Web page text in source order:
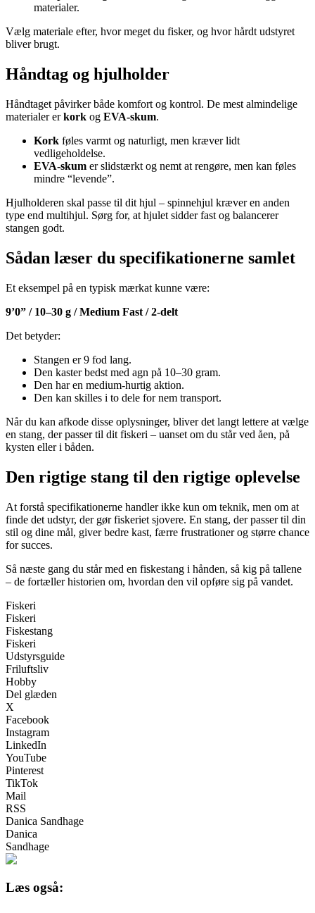
materialer.
Vælg materiale efter, hvor meget du fisker, og hvor hårdt udstyret
bliver brugt.
Håndtag og hjulholder
Håndtaget påvirker både komfort og kontrol. De mest almindelige
materialer erkork og EVA-skum.
Kork føles varmt og naturligt, men kræver lidt
vedligeholdelse.
EVA-skum er slidstærkt og nemt at rengøre, men kan føles
mindre “levende”.
Hjulholderen skal passe til dit hjul – spinnehjul kræver en anden
type end multihjul. Sørg for, at hjulet sidder fast og balancerer
stangen godt.
Sådan læser du specifikationerne samlet
Et eksempel på en typisk mærkat kunne være:
9’0” / 10–30 g / Medium Fast / 2-delt
Det betyder:
Stangen er 9 fod lang.
Den kaster bedst med agn på 10–30 gram.
Den har en medium-hurtig aktion.
Den kan skilles i to dele for nem transport.
Når du kan afkode disse oplysninger, bliver det langt lettere at vælge
en stang, der passer til dit fiskeri – uanset om du står ved åen, på
kysten eller i båden.
Den rigtige stang til den rigtige oplevelse
At forstå specifikationerne handler ikke kun om teknik, men om at
finde det udstyr, der gør fiskeriet sjovere. En stang, der passer til din
stil og dine mål, giver bedre kast, færre frustrationer og større chance
for succes.
Så næste gang du står med en fiskestang i hånden, så kig på tallene
– de fortæller historien om, hvordan den vil opføre sig på vandet.
Fiskeri
Fiskeri
Fiskestang
Fiskeri
Udstyrsguide
Friluftsliv
Hobby
Del glæden
X
Facebook
Instagram
LinkedIn
YouTube
Pinterest
TikTok
Mail
RSS
Danica Sandhage
Danica
Sandhage
Læs også: